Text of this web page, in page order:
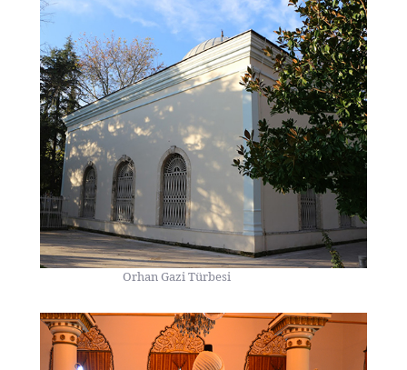
Orhan Gazi Türbesi